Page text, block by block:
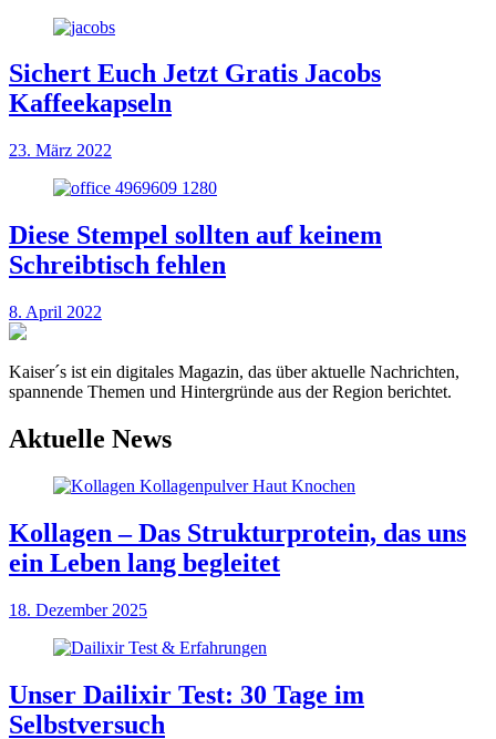
Sichert Euch Jetzt Gratis Jacobs
Kaffeekapseln
23. März 2022
Diese Stempel sollten auf keinem
Schreibtisch fehlen
8. April 2022
Kaiser´s ist ein digitales Magazin, das über aktuelle Nachrichten,
spannende Themen und Hintergründe aus der Region berichtet.
Aktuelle News
Kollagen – Das Strukturprotein, das uns
ein Leben lang begleitet
18. Dezember 2025
Unser Dailixir Test: 30 Tage im
Selbstversuch